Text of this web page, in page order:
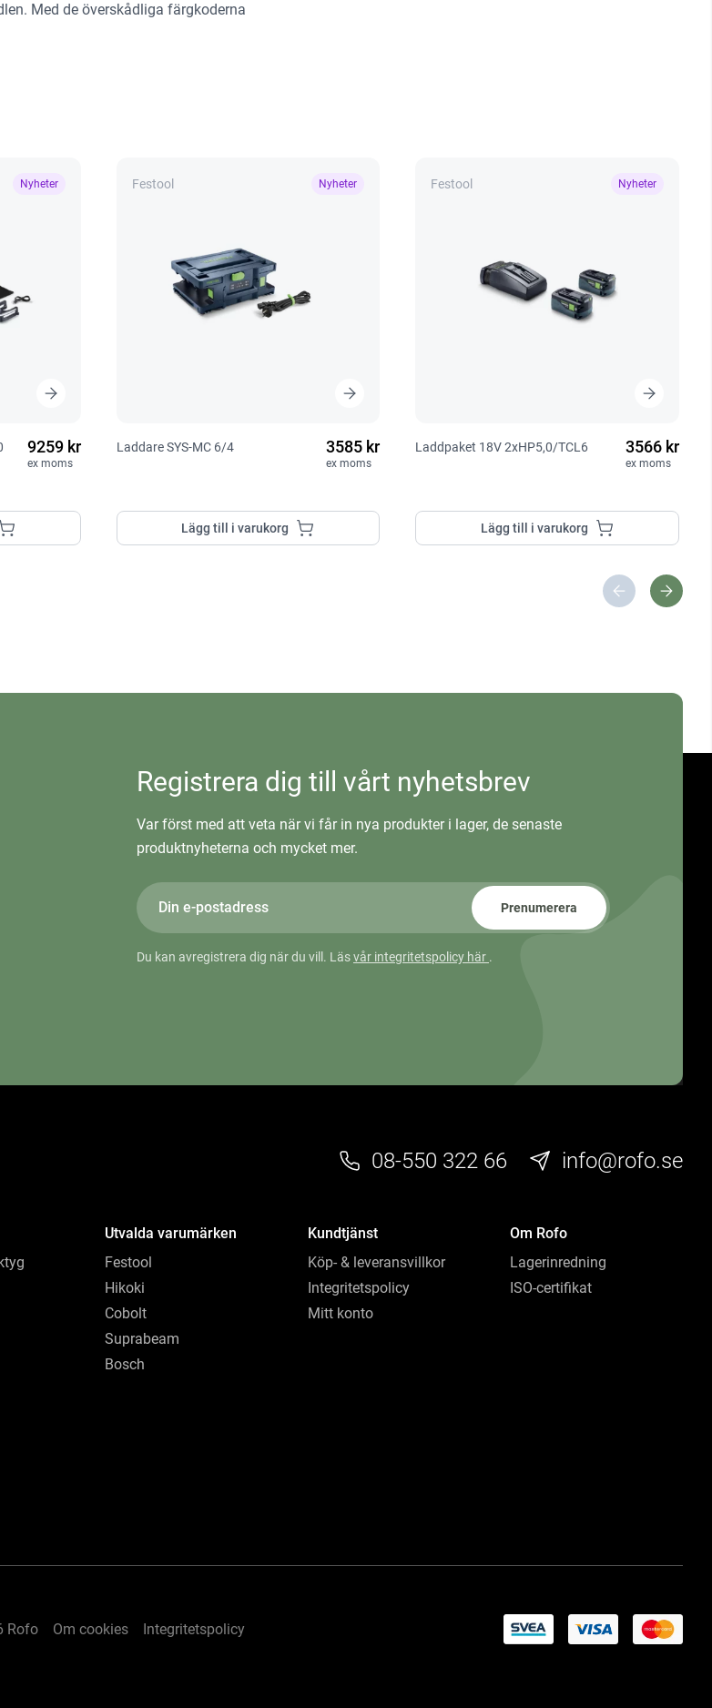
Med de överskådliga färgkoderna
Nyheter
9259 kr
ex moms
Festool Nyheter
Laddare SYS-MC 6/4 3585 kr
ex moms
Lägg till i varukorg
Festool Nyheter
Laddpaket 18V 2xHP5,0/TCL6 3566 kr
ex moms
Lägg till i varukorg
Registrera dig till vårt nyhetsbrev
Var först med att veta när vi får in nya produkter i lager, de senaste
produktnyheterna och mycket mer.
Prenumerera
Du kan avregistrera dig när du vill. Läsvår integritetspolicy här .
08-550 322 66 info@rofo.se
Utvalda varumärken
Festool
Hikoki
Cobolt
Suprabeam
Bosch
Kundtjänst
Köp- & leveransvillkor
Integritetspolicy
Mitt konto
Om Rofo
Lagerinredning
ISO-certifikat
Rofo Om cookies Integritetspolicy